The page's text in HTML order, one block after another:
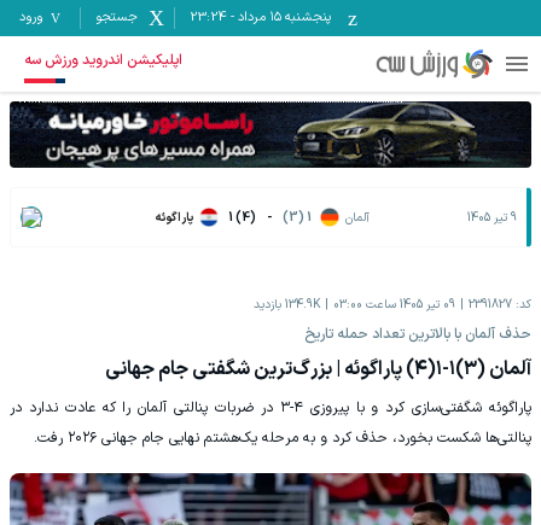
پنجشنبه ۱۵ مرداد -
23:24 جستجو ورود
اپلیکیشن اندروید ورزش سه
9 تیر 1405 آلمان 1 (3)
-
1 (4) پاراگوئه
کد: 2391827 09 تیر 1405 ساعت 03:00 134.9K بازدید
حذف آلمان با بالاترین تعداد حمله تاریخ
آلمان (۳)۱-۱(۴) پاراگوئه | بزرگ‌ترین شگفتی جام جهانی
پاراگوئه شگفتی‌سازی کرد و با پیروزی ۴-۳ در ضربات پنالتی آلمان را که عادت ندارد در
پنالتی‌ها شکست بخورد، حذف کرد و به مرحله یک‌هشتم نهایی جام جهانی ۲۰۲۶ رفت.